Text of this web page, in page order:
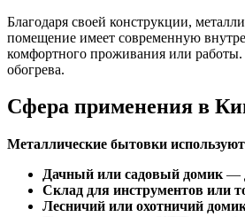
Благодаря своей конструкции,
помещение имеет современную
комфортного проживания или работы.
обогрева.
Сфера применения в
Металлические бытовки
Дачный или садовый домик —
Склад для инструментов или
Лесничий или охотничий